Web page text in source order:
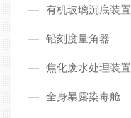
有机玻璃沉底装置
铅刻度量角器
焦化废水处理装置
全身暴露染毒舱